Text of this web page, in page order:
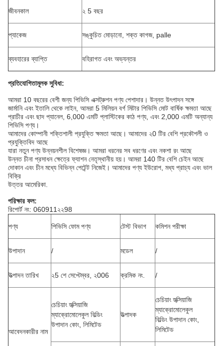
জীবনকাল ২ 5 বছর
প্যাকেজ সঙ্কুচিত মোড়ানো, শক্ত কাগজ, palle
ব্যবহারের ব্যাপ্তি বহিরাগত এবং অভ্যন্তর
প্রতিযোগিতামূলক সুবিধা:
আমরা 10 বছরের বেশী জন্য পিভিসি এক্সট্রুশন পণ্য পেশাদার। উন্নত উৎপাদন সঙ্গে
জার্মানি এবং ইতালি থেকে লাইন, আমরা 5 মিলিয়ন বর্গ মিটার পিভিসি মোট বার্ষিক ক্ষমতা আছে
প্রাচীর এবং ছাদ প্যানেল, 6,000 এমটি প্লাস্টিকের কাঠ পণ্য, এবং 2,000 এমটি অন্যান্য
পিভিসি পণ্য।
আমাদের কোম্পানী শক্তিশালী প্রযুক্তি ক্ষমতা আছে। আমাদের ২0 টির বেশি প্রকৌশলী ও
প্রযুক্তিবিদ আছে
যারা নতুন পণ্য উন্নয়নশীল বিশেষজ্ঞ। আমরা ধরনের সব ধরণের এবং নকশা রং আছে
উন্নত চীনা প্রসাধন ক্ষেত্রে ফ্যাশন নেতৃস্থানীয় হয়। আমরা 140 টির বেশি চেইন আছে
দোকান এবং চীন মধ্যে বিভিন্ন পেটেন্ট নিজেই। আমাদের পণ্য ইউরোপ, মধ্য প্রাচ্য এবং ভাল
বিক্রি
উত্তর আমেরিকা.
পরিক্ষার ফল:
রিপোর্ট নং: 060911২২98
পণ্য পিভিসি ফোম পণ্য টেস্ট বিভাগ কমিশন পরীক্ষা
উপাদান / মডেল /
উত্পাদন তারিখ ২5 শে সেপ্টেম্বর, ২006 ক্রমিক নং. /
আবেদনকারীর নাম
চেচিয়াং হুক্সিয়াজি
ম্যাক্রোমোলেকুল বিল্ডিং
উপাদান কোং, লিমিটেড
উত্পাদক
চেচিয়াং হুক্সিয়াজি
ম্যাক্রোমোলেকুল
বিল্ডিং উপাদান কোং,
লিমিটেড